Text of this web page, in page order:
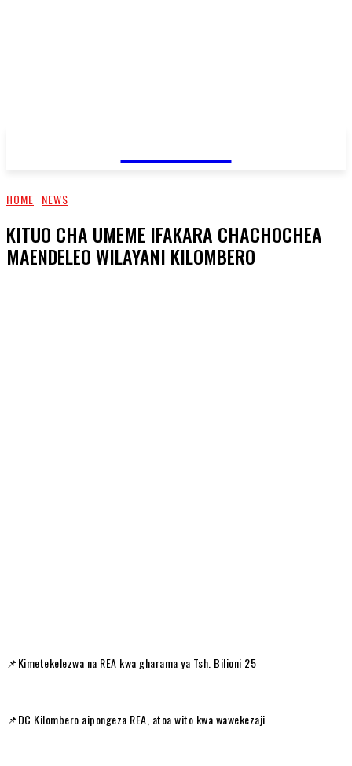
HOME NEWS
KITUO CHA UMEME IFAKARA CHACHOCHEA
MAENDELEO WILAYANI KILOMBERO
📌Kimetekelezwa na REA kwa gharama ya Tsh. Bilioni 25
📌DC Kilombero aipongeza REA, atoa wito kwa wawekezaji